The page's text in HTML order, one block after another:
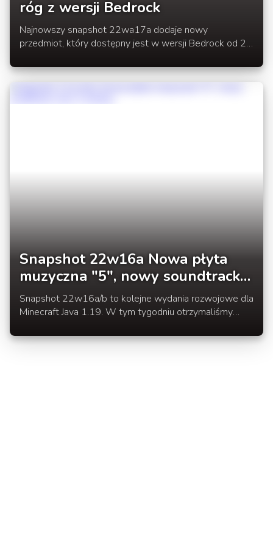
róg z wersji Bedrock
Najnowszy snapshot 22wa17a dodaje nowy
przedmiot, który dostępny jest w wersji Bedrock od 28
Snapshot 22w16a Nowa płyta
muzyczna "5", nowy soundtrack
oraz 4 obrazy
Snapshot 22w16a/b to kolejne wydania rozwojowe dla
Minecraft Java 1.19. W tym tygodniu otrzymaliśmy
soundtracku, 4 obrazy oraz kilkanaście poprawek.